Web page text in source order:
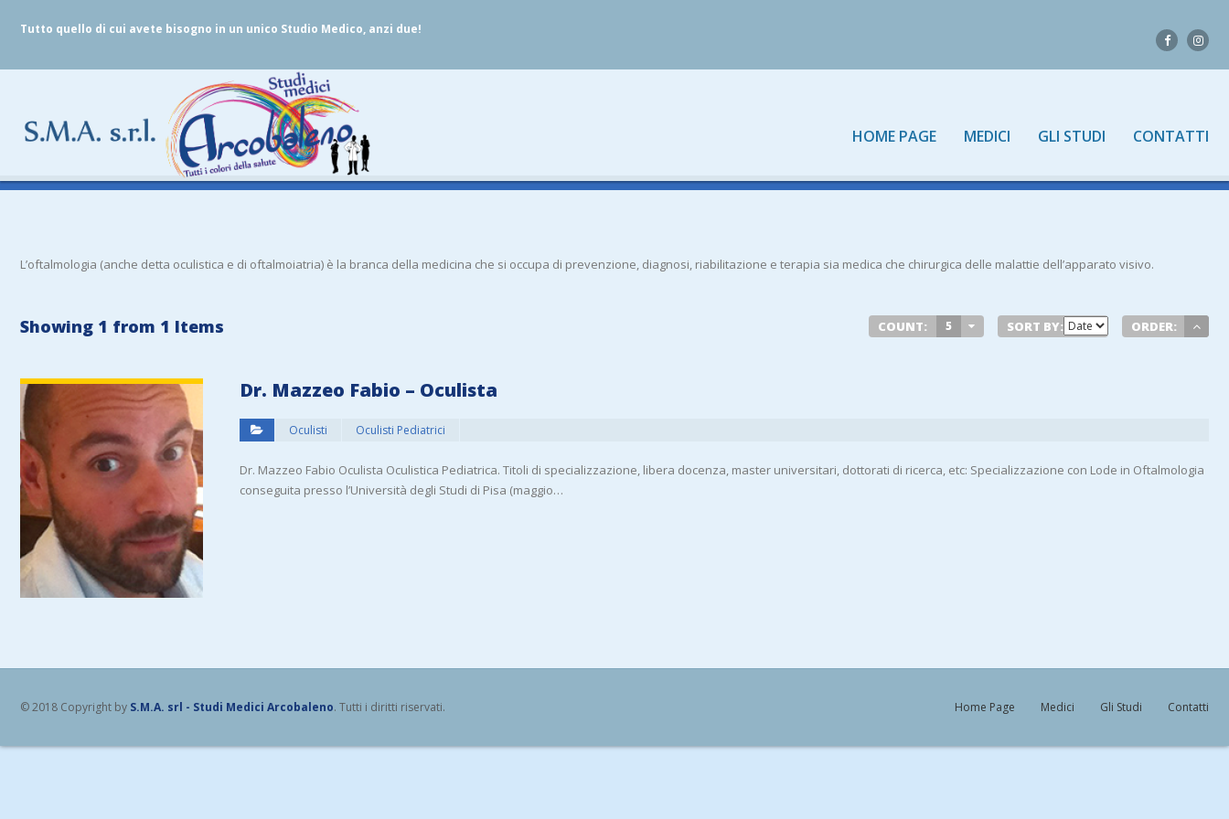
Tutto quello di cui avete bisogno in un unico Studio Medico, anzi due!
HOME PAGE MEDICI GLI STUDI CONTATTI
L’oftalmologia (anche detta oculistica e di oftalmoiatria) è la branca della medicina che si occupa di prevenzione, diagnosi, riabilitazione e terapia sia medica che chirurgica delle malattie dell’apparato visivo.
Showing 1 from 1 Items COUNT: 5 SORT BY: ORDER:
Dr. Mazzeo Fabio – Oculista
Oculisti Oculisti Pediatrici
Dr. Mazzeo Fabio Oculista Oculistica Pediatrica. Titoli di specializzazione, libera docenza, master universitari, dottorati di ricerca, etc: Specializzazione con Lode in Oftalmologia
conseguita presso l’Università degli Studi di Pisa (maggio…
Home Page Medici Gli Studi Contatti
© 2018 Copyright by S.M.A. srl - Studi Medici Arcobaleno. Tutti i diritti riservati.